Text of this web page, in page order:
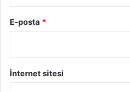
E-posta *
İnternet sitesi